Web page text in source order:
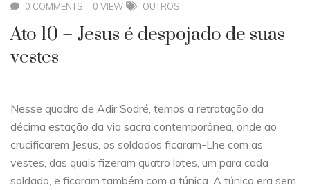
0 COMMENTS 0 VIEW OUTROS
Ato 10 – Jesus é despojado de suas
vestes
Nesse quadro de Adir Sodré, temos a retratação da
décima estação da via sacra contemporânea, onde ao
crucificarem Jesus, os soldados ficaram-Lhe com as
vestes, das quais fizeram quatro lotes, um para cada
soldado, e ficaram também com a túnica. A túnica era sem